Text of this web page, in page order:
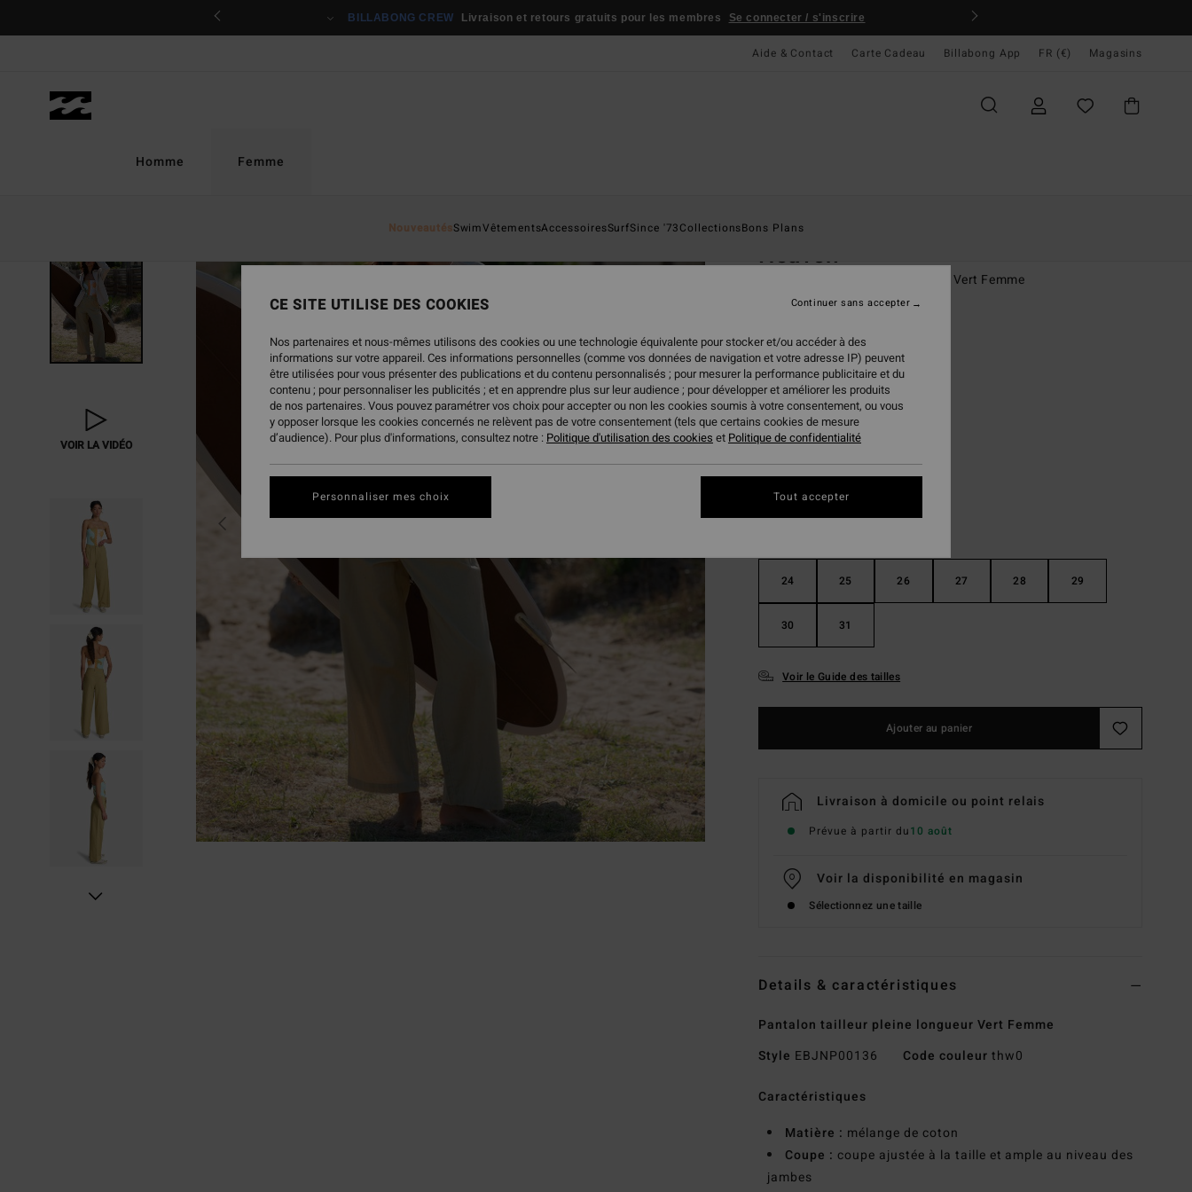
BILLABONG CREW Livraison et retours gratuits pour les membres Se connecter / s'inscrire
Aide & Contact Carte Cadeau Billabong App FR (€) Magasins
Homme Femme
NouveautésSwimVêtementsAccessoiresSurfSince '73CollectionsBons Plans
VOIR LA VIDÉO
Heaven
Pantalon tailleur pleine longueur Vert Femme
(2 Avis)
79,95 €
30%
55,97 €
BONS PLANS
CouleurCactus Green
24 25 26 27 28 29
30 31
Voir le Guide des tailles
Ajouter au panier
Livraison à domicile ou point relais
Prévue à partir du10 août
Voir la disponibilité en magasin
Sélectionnez une taille
Details & caractéristiques
Pantalon tailleur pleine longueur Vert Femme
Style EBJNP00136 Code couleur thw0
Caractéristiques
Matière : mélange de coton
Coupe : coupe ajustée à la taille et ample au niveau des
jambes
CE SITE UTILISE DES COOKIES
Nos partenaires et nous-mêmes utilisons des cookies ou une technologie équivalente pour stocker et/ou accéder à des
informations sur votre appareil. Ces informations personnelles (comme vos données de navigation et votre adresse IP) peuvent
être utilisées pour vous présenter des publications et du contenu personnalisés ; pour mesurer la performance publicitaire et du
contenu ; pour personnaliser les publicités ; et en apprendre plus sur leur audience ; pour développer et améliorer les produits
de nos partenaires. Vous pouvez paramétrer vos choix pour accepter ou non les cookies soumis à votre consentement, ou vous
y opposer lorsque les cookies concernés ne relèvent pas de votre consentement (tels que certains cookies de mesure
d’audience). Pour plus d'informations, consultez notre : Politique d'utilisation des cookies et Politique de confidentialité
Personnaliser mes choix
Continuer sans accepter
Tout accepter